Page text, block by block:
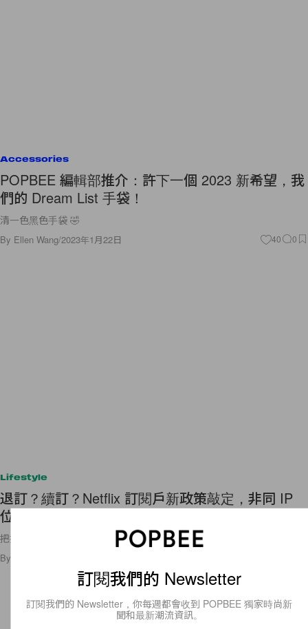
Accessories
POPBEE 編輯部推介：許下一個 2023 新希望，我
們的 Dream List 手袋！
清一色黑色手袋 🤣
By Ellen Wang/2023年1月22日 40 0
Lifestyle
退訂？續訂？Netflix 訂閱戶新政策敲定，非同 IP
位置只能寄生到 3 月！
把握最後時間🥹
By
訂閱我們的 Newsletter
訂閱我們的 Newsletter，你每週都會收到 POPBEE 獨家時尚新
聞和最新潮流資訊。